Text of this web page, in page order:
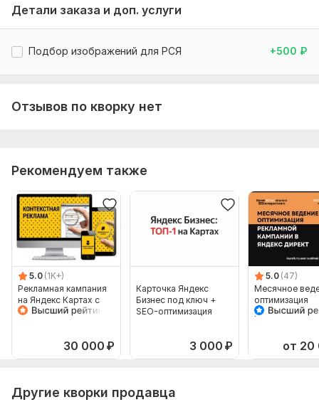
Детали заказа и доп. услуги
Подбор изображений для РСЯ +500 ₽
Отзывов по кворку нет
Рекомендуем также
5.0 (1K+)
Рекламная кампания
на Яндекс Картах с
SEO-оптимизацией
30 000 ₽
Карточка Яндекс
Бизнес под ключ +
SEO-оптимизация
3 000 ₽
5.0 (47)
Месячное
оптимизация
рекламной
от 20
Другие кворки продавца